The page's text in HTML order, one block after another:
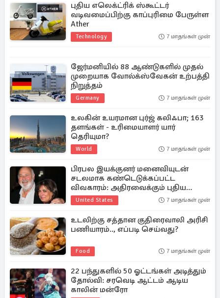
புதிய எலெக்ட்ரிக் ஸ்கூட்டர்
வடிவமைப்பிற்கு காப்புரிமை பேருள்ள
Ather
Technology 7 மாதங்கள் முன்
ஜேர்மனியில் 88 ஆண்டுகளில் முதல்
முறையாக வோல்க்ஸ்வேகன் உற்பத்தி
நிறுத்தம்
Germany 7 மாதங்கள் முன்
உலகின் உயரமான புர்ஜ் கலிஃபா; 163
தளங்கள் - உரிமையாளர் யார்
தெரியுமா?
World 7 மாதங்கள் முன்
பிரபல இயக்குனர் மனைவியுடன்
சடலமாக கண்டெடுக்கப்பட்ட
விவகாரம்: அதிரவைக்கும் புதிய
தகவல்
United States 7 மாதங்கள் முன்
உடலிற்கு சத்தான குதிரைவாலி அரிசி
பணியாரம்.., எப்படி செய்வது?
Food 7 மாதங்கள் முன்
22 பந்துகளில் 50 ஓட்டங்கள் அடித்தும்
தோல்வி: சரவெடி ஆட்டம் ஆடிய
காலின் மன்ரோ